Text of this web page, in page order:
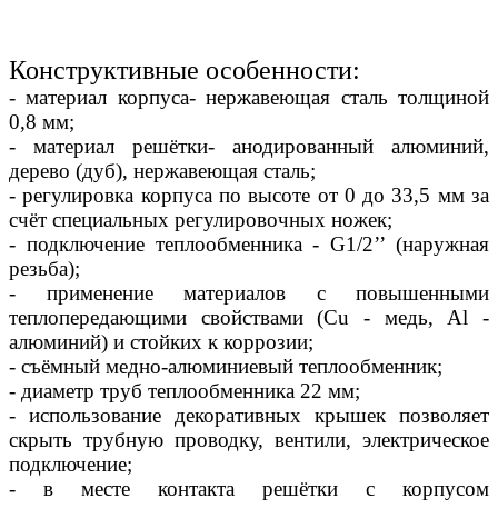
Конструктивные особенности:
- материал корпуса- нержавеющая сталь толщиной
0,8 мм;
- материал решётки- анодированный алюминий,
дерево (дуб), нержавеющая сталь;
- регулировка корпуса по высоте от 0 до 33,5 мм за
счёт специальных регулировочных ножек;
- подключение теплообменника - G1/2’’ (наружная
резьба);
- применение материалов с повышенными
теплопередающими свойствами (Сu - медь, Al -
алюминий) и стойких к коррозии;
- съёмный медно-алюминиевый теплообменник;
- диаметр труб теплообменника 22 мм;
- использование декоративных крышек позволяет
скрыть трубную проводку, вентили, электрическое
подключение;
- в месте контакта решётки с корпусом